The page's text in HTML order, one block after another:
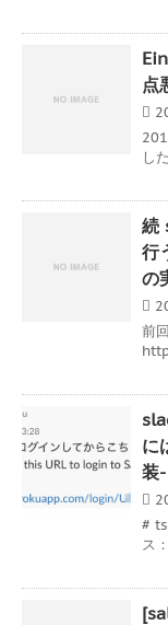
点
し
続
行
の
前
に
装-
#
ス